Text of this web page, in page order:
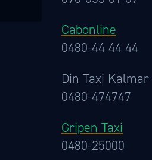
Cabonline
0480-44 44 44
Din Taxi Kalmar
0480-474747
Gripen Taxi
0480-25000